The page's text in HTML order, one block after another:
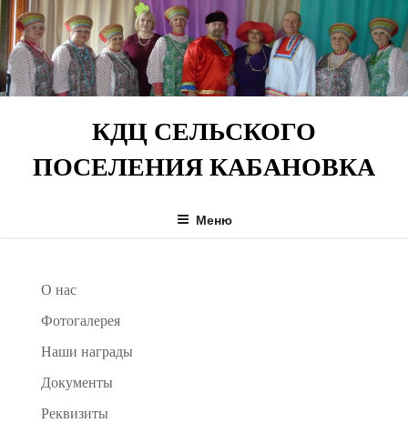
Перейти
к
содержимому
КДЦ СЕЛЬСКОГО
ПОСЕЛЕНИЯ КАБАНОВКА
Меню
О нас
Фотогалерея
Наши награды
Документы
Реквизиты